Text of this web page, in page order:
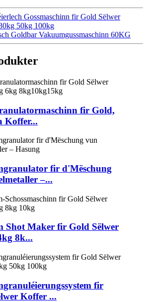
Gossmaschinn fir Gold Sëlwer
50kg 100kg
Goldbar Vakuumgussmaschinn 60KG
fir Gold,
Koffer...
fir d'Mëschung
–...
Shot Maker fir Gold Sëlwer
8k...
fir
Koffer ...